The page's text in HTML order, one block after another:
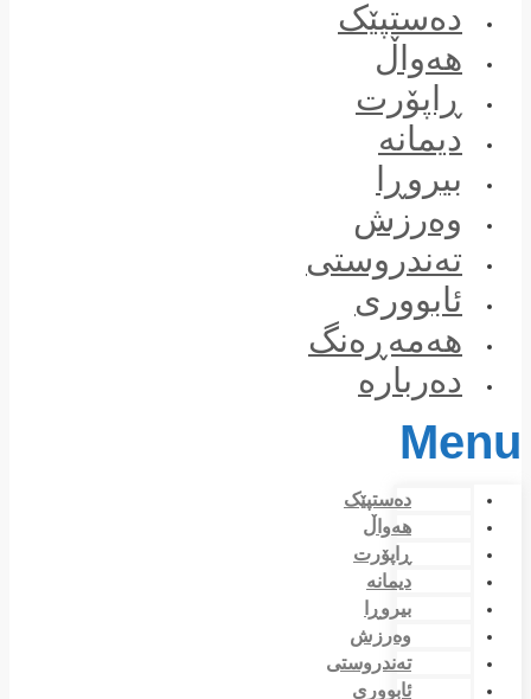
دەستپێک
هەواڵ
ڕاپۆرت
دیمانە
بیروڕا
وەرزش
تەندروستی
ئابووری
هەمەڕەنگ
دەربارە
Menu
دەستپێک
هەواڵ
ڕاپۆرت
دیمانە
بیروڕا
وەرزش
تەندروستی
ئابووری